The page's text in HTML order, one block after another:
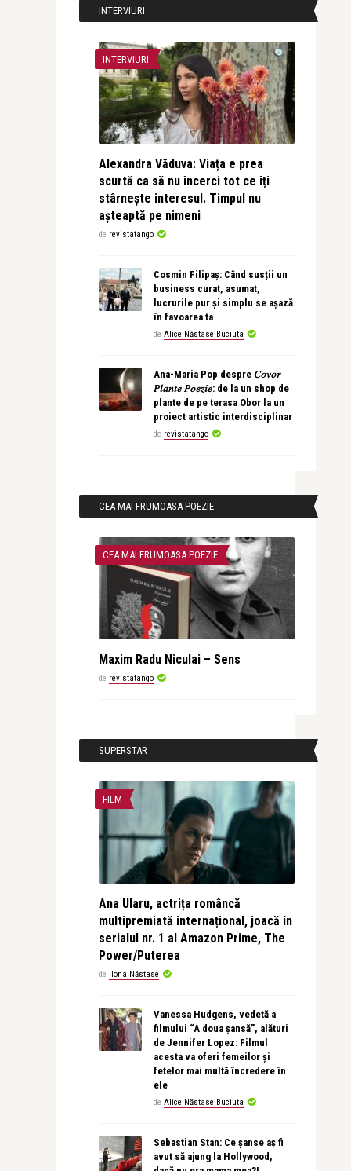
INTERVIURI
INTERVIURI
Alexandra Văduva: Viața e prea
scurtă ca să nu încerci tot ce îți
stârnește interesul. Timpul nu
așteaptă pe nimeni
de revistatango
Cosmin Filipaș: Când susții un
business curat, asumat,
lucrurile pur și simplu se așază
în favoarea ta
de Alice Năstase Buciuta
Ana-Maria Pop despre 𝐶𝑜𝑣𝑜𝑟
𝑃𝑙𝑎𝑛𝑡𝑒 𝑃𝑜𝑒𝑧𝑖𝑒: de la un shop de
plante de pe terasa Obor la un
proiect artistic interdisciplinar
de revistatango
CEA MAI FRUMOASA POEZIE
CEA MAI FRUMOASA POEZIE
Maxim Radu Niculai – Sens
de revistatango
SUPERSTAR
FILM
Ana Ularu, actrița româncă
multipremiată internațional, joacă în
serialul nr. 1 al Amazon Prime, The
Power/Puterea
de Ilona Năstase
Vanessa Hudgens, vedetă a
filmului “A doua șansă”, alături
de Jennifer Lopez: Filmul
acesta va oferi femeilor și
fetelor mai multă încredere în
ele
de Alice Năstase Buciuta
Sebastian Stan: Ce șanse aș fi
avut să ajung la Hollywood,